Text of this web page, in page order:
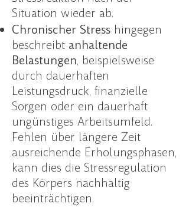
Situation wieder ab.
Chronischer Stress hingegen
beschreibt anhaltende
Belastungen, beispielsweise
durch dauerhaften
Leistungsdruck, finanzielle
Sorgen oder ein dauerhaft
ungünstiges Arbeitsumfeld.
Fehlen über längere Zeit
ausreichende Erholungsphasen,
kann dies die Stressregulation
des Körpers nachhaltig
beeinträchtigen.